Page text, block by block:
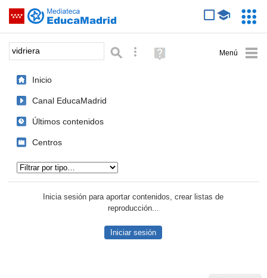
Saltar navegación
Palabra o frase: Búsqueda avanzada
Ayuda
(en
Inicio
Canal EducaMadrid
Últimos contenidos
Centros
Inicia sesión para aportar contenidos, crear listas de
reproducción...
Iniciar sesión